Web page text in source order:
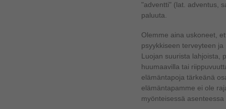
"adventti" (lat. adventus,
paluuta.
Olemme aina uskoneet,
psyykkiseen terveyteen
Luojan suurista lahjoista,
huumaavilla tai
elämäntapoja tärkeänä
elämäntapamme ei ole
myönteisessä